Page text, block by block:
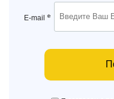
E-mail *